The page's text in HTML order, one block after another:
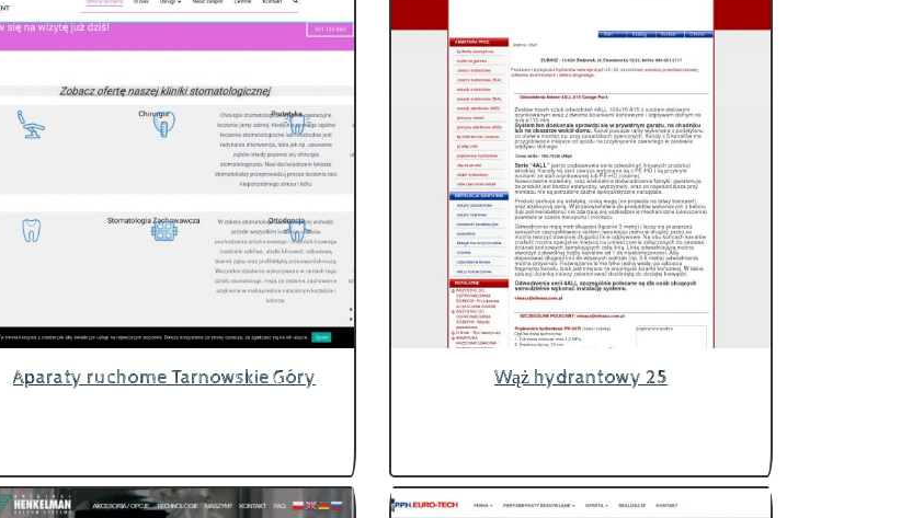
Aparaty ruchome Tarnowskie Góry Wąż hydrantowy 25